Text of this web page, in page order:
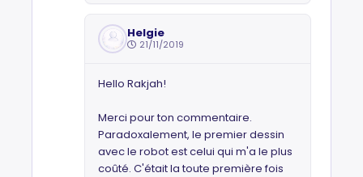
Helgie
21/11/2019
Hello Rakjah!
Merci pour ton commentaire.
Paradoxalement, le premier dessin
avec le robot est celui qui m'a le plus
coûté. C'était la toute première fois